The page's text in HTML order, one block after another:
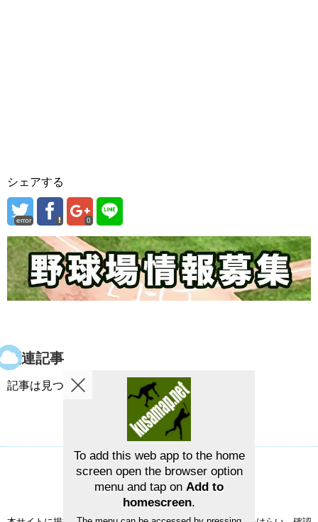
シェアする
error 0
関連記事
記事は見つかりませんでした。
草野球グラウンドマップ お問い合せ
草野球グラウンドマップ
To add this web app to the home
screen open the browser option
menu and tap on Add to
homescreen.